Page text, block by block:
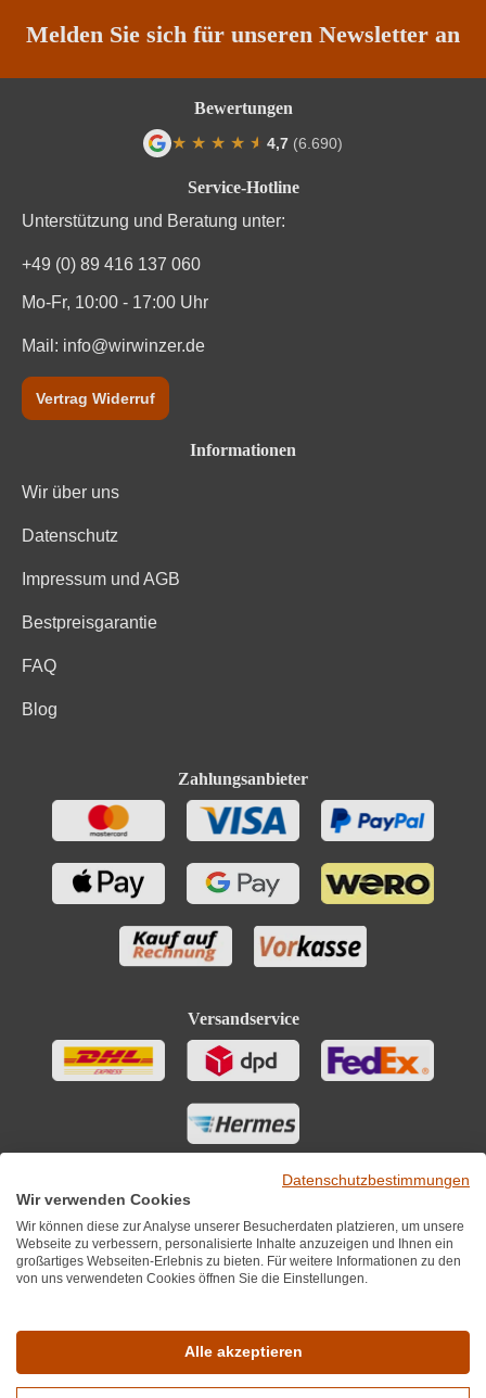
Melden Sie sich für unseren Newsletter an
Service-Hotline
Unterstützung und Beratung unter:
+49 (0) 89 416 137 060
Mo-Fr, 10:00 - 17:00 Uhr
Mail: info@wirwinzer.de
Vertrag Widerruf
Informationen
Wir über uns
Datenschutz
Impressum und AGB
Bestpreisgarantie
FAQ
Blog
Zahlungsanbieter
Versandservice
Bewertungen
★ ★ ★ ★ ★
★ 4,7 (6.690)
Datenschutzbestimmungen
Wir verwenden Cookies
Wir können diese zur Analyse unserer Besucherdaten platzieren, um unsere
Webseite zu verbessern, personalisierte Inhalte anzuzeigen und Ihnen ein
großartiges Webseiten-Erlebnis zu bieten. Für weitere Informationen zu den
von uns verwendeten Cookies öffnen Sie die Einstellungen.
Alle akzeptieren